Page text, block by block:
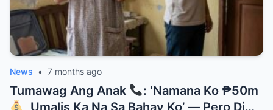
News • 7 months ago
Tumawag Ang Anak
: ‘Namana Ko ₱50m
, Umalis Ka Na Sa Bahay Ko’ — Pero Di